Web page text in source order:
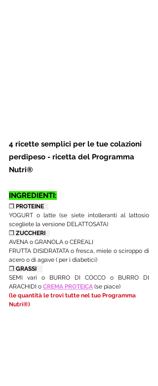
4 ricette semplici per le tue colazioni
perdipeso - ricetta del Programma
Nutri®
INGREDIENTI:
❒ PROTEINE
YOGURT o latte (se siete intolleranti al lattosio
scegliete la versione DELATTOSATA)
❒ ZUCCHERI
AVENA o GRANOLA o CEREALI
FRUTTA DISIDRATATA o fresca, miele o sciroppo di
acero o di agave ( per i diabetici)
❒ GRASSI
SEMI vari o BURRO DI COCCO o BURRO DI
ARACHIDI o CREMA PROTEICA (se piace)
(le quantità le trovi tutte nel tuo Programma
Nutri®)